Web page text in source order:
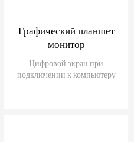
Графический планшет
монитор
Цифровой экран при
подключении к компьютеру